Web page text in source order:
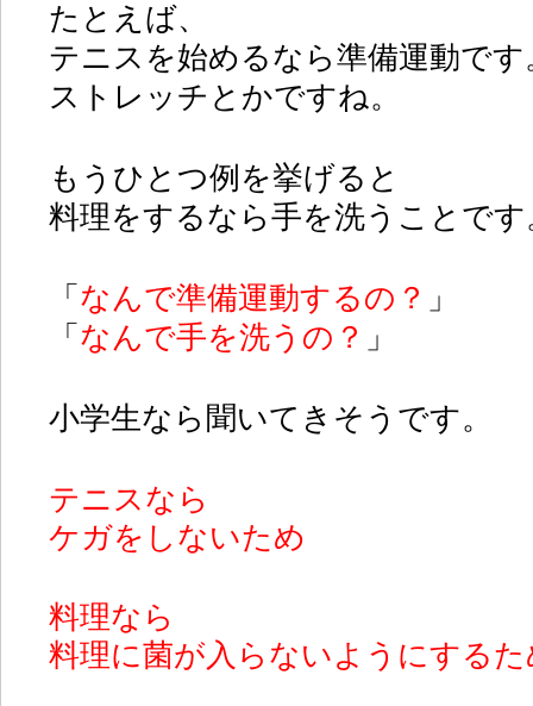
たとえば、
テニスを始めるなら準備運動です
ストレッチとかですね。
もうひとつ例を挙げると
料理をするなら手を洗うことです
「 なんで準備運動するの？ 」
「 なんで手を洗うの？ 」
小学生なら聞いてきそうです。
テニスなら
ケガをしないため
料理なら
料理に菌が入らないようにするた